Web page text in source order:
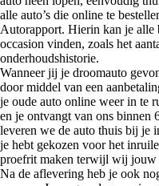
alle auto’s die online te
Autorapport. Hierin kan je alle
occasion vinden, zoals het
onderhoudshistorie.
Wanneer jij je droomauto
door middel van een
je oude auto online weer in te
en je ontvangt van ons binnen
leveren we de auto thuis bij je
je hebt gekozen voor het
proefrit maken terwijl wij jouw
Na de aflevering heb je ook